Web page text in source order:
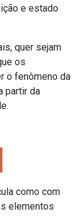
e estado
quer sejam
os
o fenômeno da
partir da
como com
elementos